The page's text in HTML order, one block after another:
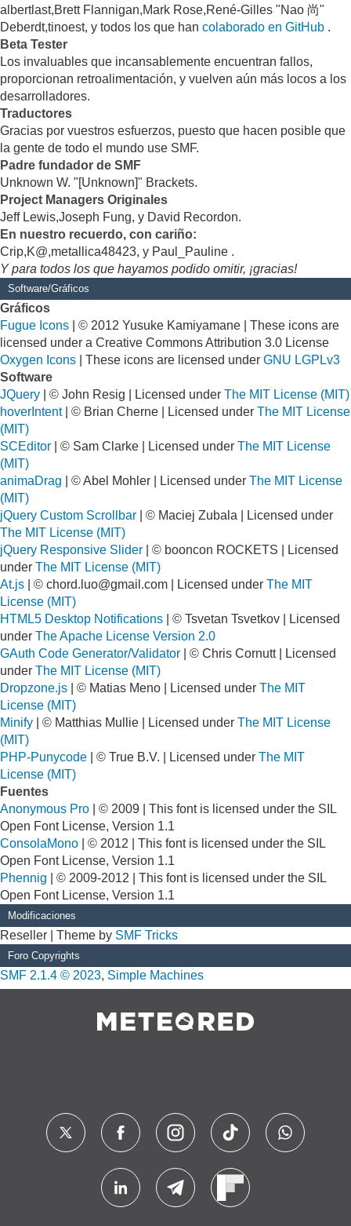
albertlast,Brett Flannigan,Mark Rose,René-Gilles "Nao 尚"
Deberdt,tinoest, y todos los que han colaborado en GitHub .
Beta Tester
Los invaluables que incansablemente encuentran fallos,
proporcionan retroalimentación, y vuelven aún más locos a los
desarrolladores.
Traductores
Gracias por vuestros esfuerzos, puesto que hacen posible que
la gente de todo el mundo use SMF.
Padre fundador de SMF
Unknown W. "[Unknown]" Brackets.
Project Managers Originales
Jeff Lewis,Joseph Fung, y David Recordon.
En nuestro recuerdo, con cariño:
Crip,K@,metallica48423, y Paul_Pauline .
Y para todos los que hayamos podido omitir, ¡gracias!
Software/Gráficos
Gráficos
Fugue Icons | © 2012 Yusuke Kamiyamane | These icons are
licensed under a Creative Commons Attribution 3.0 License
Oxygen Icons | These icons are licensed under GNU LGPLv3
Software
JQuery | © John Resig | Licensed under The MIT License (MIT)
hoverIntent| © Brian Cherne | Licensed under The MIT License
(MIT)
SCEditor | © Sam Clarke | Licensed under The MIT License
(MIT)
animaDrag | © Abel Mohler | Licensed under The MIT License
(MIT)
jQuery Custom Scrollbar | © Maciej Zubala | Licensed under
The MIT License (MIT)
jQuery Responsive Slider | © booncon ROCKETS | Licensed
under The MIT License (MIT)
At.js | © chord.luo@gmail.com | Licensed under The MIT
License (MIT)
HTML5 Desktop Notifications | © Tsvetan Tsvetkov | Licensed
under The Apache License Version 2.0
GAuth Code Generator/Validator | © Chris Cornutt | Licensed
under The MIT License (MIT)
Dropzone.js | © Matias Meno | Licensed under The MIT
License (MIT)
Minify | © Matthias Mullie | Licensed under The MIT License
(MIT)
PHP-Punycode | © True B.V. | Licensed under The MIT
License (MIT)
Fuentes
Anonymous Pro | © 2009 | This font is licensed under the SIL
Open Font License, Version 1.1
ConsolaMono | © 2012 | This font is licensed under the SIL
Open Font License, Version 1.1
Phennig | © 2009-2012 | This font is licensed under the SIL
Open Font License, Version 1.1
Modificaciones
Reseller | Theme by SMF Tricks
Foro Copyrights
SMF 2.1.4 © 2023, Simple Machines